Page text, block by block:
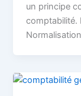
un principe
comptabilité.